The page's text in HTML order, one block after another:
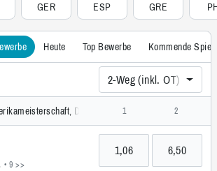
GER ESP GRE
Heute Top Bewerbe Kommende
2-Weg (inkl. OT)
Damen, International
1 2
• 9 >>
1,06 6,50